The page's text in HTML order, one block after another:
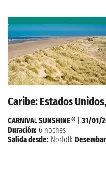
Caribe: Estados
CARNIVAL SUNSHINE ®
31/01/
Duración: 6 noches
Salida desde: Norfolk